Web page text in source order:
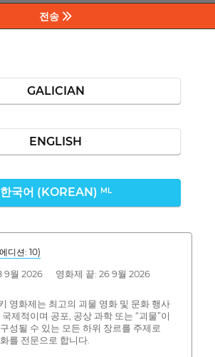
전송
GALICIAN
ENGLISH
한국어 (KOREAN) ML
디션: 10)
9월 2026 영화제 끝: 26 9월 2026
영화제는 최고의 괴물 영화 및 문화 행사
제적이며 공포, 공상 과학 또는 “괴물”이
성될 수 있는 모든 하위 장르를 주제로
를 전문으로 합니다.